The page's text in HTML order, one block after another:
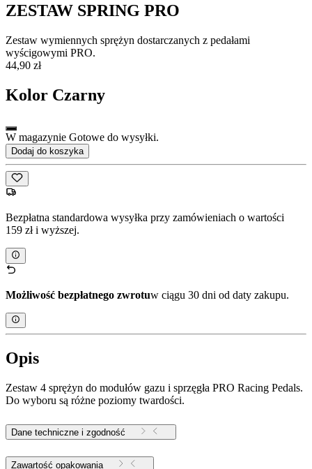
ZESTAW SPRING PRO
Zestaw wymiennych sprężyn dostarczanych z pedałami
wyścigowymi PRO.
44,90 zł
Kolor Czarny
W magazynie Gotowe do wysyłki.
Dodaj do koszyka
Bezpłatna standardowa wysyłka przy zamówieniach o wartości
159 zł i wyższej.
Możliwość bezpłatnego zwrotuw ciągu 30 dni od daty zakupu.
Opis
Zestaw 4 sprężyn do modułów gazu i sprzęgła PRO Racing Pedals.
Do wyboru są różne poziomy twardości.
Dane techniczne i zgodność
Zawartość opakowania